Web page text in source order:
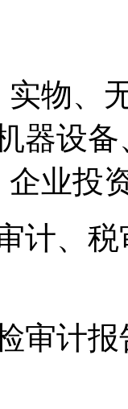
物、
器设
业投
计、
审计报